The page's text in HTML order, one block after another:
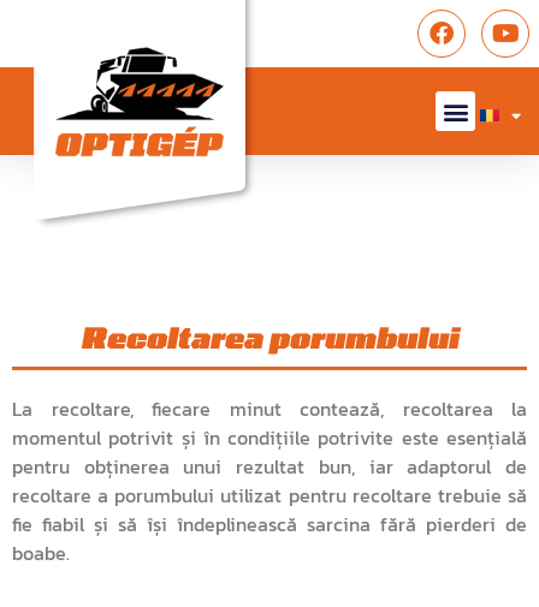
Recoltarea porumbului
La recoltare, fiecare minut contează, recoltarea la
momentul potrivit și în condițiile potrivite este esențială
pentru obținerea unui rezultat bun, iar adaptorul de
recoltare a porumbului utilizat pentru recoltare trebuie să
fie fiabil și să își îndeplinească sarcina fără pierderi de
boabe.